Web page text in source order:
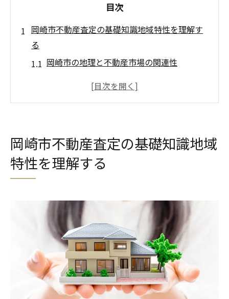
目次
岡崎市不動産査定の基礎知識地域特性を理解す
る
岡崎市の地理と不動産市場の関連性
地域性が不動産価値に与える影響
地域住民の声から見る不動産価値の変遷
不動産査定を成功に導くための岡崎市市場動向
分析
岡崎市の最近の不動産取引動向
市場動向が査定に与える具体的な影響
経済動向と不動産価格の相関関係
岡崎市における物件供給と需要のバランス
市場分析から見る価値の上がるエリアとは
岡崎市の不動産投資におけるリスクとチャ
岡崎市不動産査定の基礎知識地域
特性を理解する